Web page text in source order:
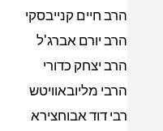
הרב חיים קנייבסקי
הרב יורם אברג'ל
הרב יצחק כדורי
הרבי מליובאוויטש
רבי דוד אבוחצירא